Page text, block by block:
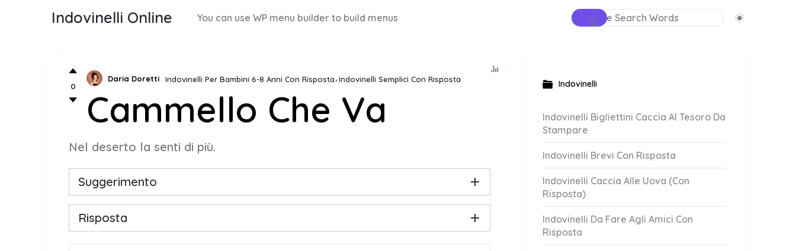
Indovinelli Online You can use WP menu builder to build menus
0
Daria Doretti Indovinelli Per Bambini 6-8 Anni Con Risposta Indovinelli Semplici Con Risposta
Cammello Che Va
Nel deserto la senti di più.
Suggerimento
Risposta
Indovinelli
Indovinelli Bigliettini Caccia Al Tesoro Da
Stampare
Indovinelli Brevi Con Risposta
Indovinelli Caccia Alle Uova (Con
Risposta)
Indovinelli Da Fare Agli Amici Con
Risposta